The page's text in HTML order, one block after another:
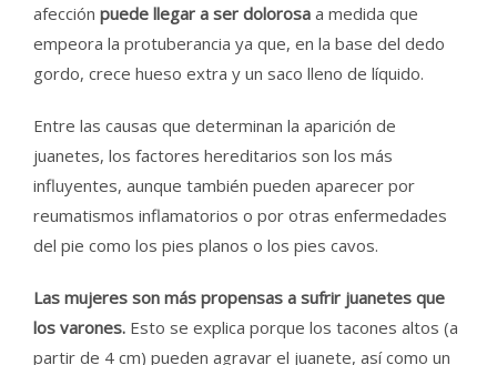
afección puede llegar a ser dolorosa a medida que
empeora la protuberancia ya que, en la base del dedo
gordo, crece hueso extra y un saco lleno de líquido.
Entre las causas que determinan la aparición de
juanetes, los factores hereditarios son los más
influyentes, aunque también pueden aparecer por
reumatismos inflamatorios o por otras enfermedades
del pie como los pies planos o los pies cavos.
Las mujeres son más propensas a sufrir juanetes que
los varones. Esto se explica porque los tacones altos (a
partir de 4 cm) pueden agravar el juanete, así como un